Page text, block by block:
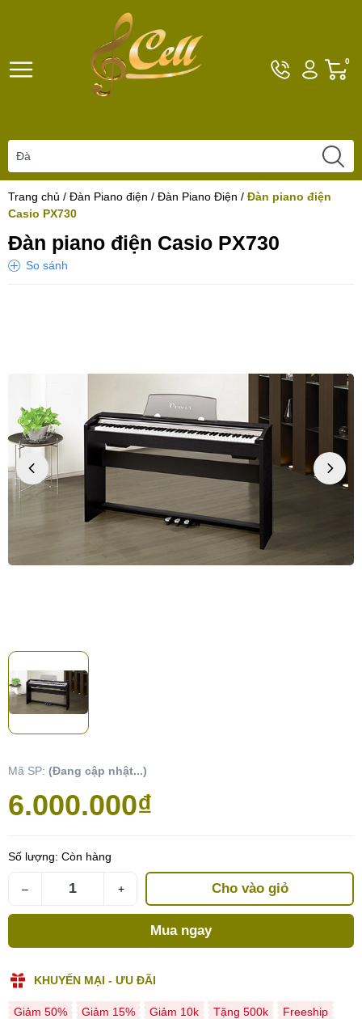
Hotline
0961017926
Tài
khoản
0
Trang chủ / Đàn Piano điện / Đàn Piano Điện / Đàn piano điện
Casio PX730
Đàn piano điện Casio PX730
So sánh
Mã SP: (Đang cập nhật...)
6.000.000₫
Số lượng: Còn hàng
– + Cho vào giỏ
Mua ngay
KHUYẾN MẠI - ƯU ĐÃI
Giảm 50% Giảm 15% Giảm 10k Tặng 500k Freeship